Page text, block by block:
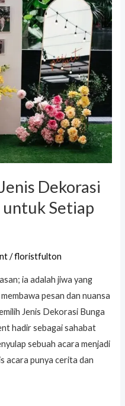
Dekorasi
untuk Setiap
/floristfulton
ia adalah jiwa yang
pesan dan nuansa
Jenis Dekorasi Bunga
hadir sebagai sahabat
sebuah acara menjadi
acara punya cerita dan